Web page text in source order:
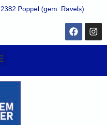
Poppel (gem. Ravels)
F
a
c
I
n
s